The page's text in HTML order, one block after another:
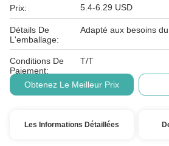
Prix: 5.4-6.29 USD
Détails De
L'emballage:
Adapté aux besoins
Conditions De
Paiement:
T/T
Obtenez Le Meilleur Prix
Les Informations Détaillées